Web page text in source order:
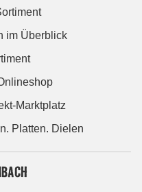
im Überblick
Marktplatz
Platten. Dielen